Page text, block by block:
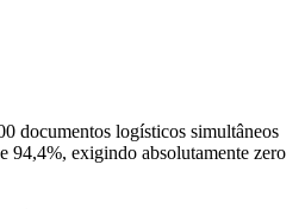
documentos logísticos simultâneos
94,4%, exigindo absolutamente zero